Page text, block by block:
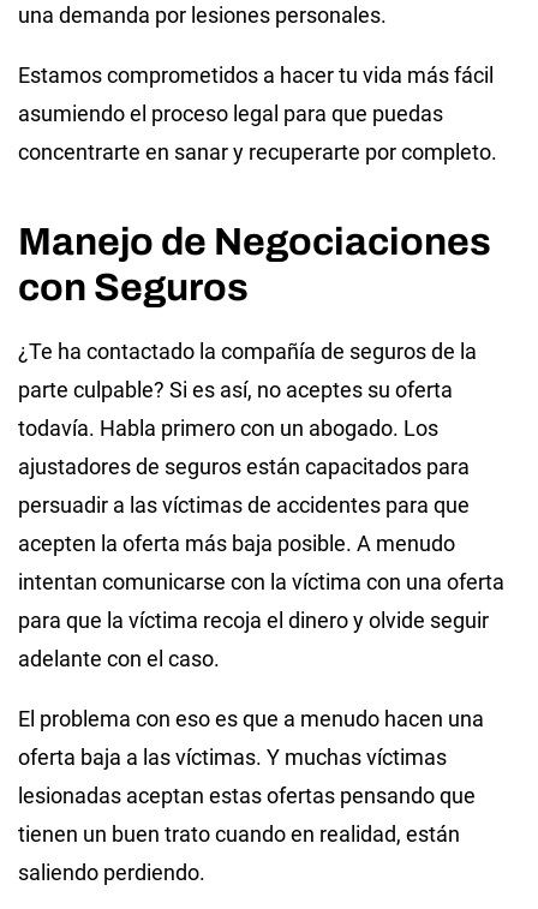
una demanda por lesiones personales.
Estamos comprometidos a hacer tu vida más fácil
asumiendo el proceso legal para que puedas
concentrarte en sanar y recuperarte por completo.
Manejo de Negociaciones
con Seguros
¿Te ha contactado la compañía de seguros de la
parte culpable? Si es así, no aceptes su oferta
todavía. Habla primero con un abogado. Los
ajustadores de seguros están capacitados para
persuadir a las víctimas de accidentes para que
acepten la oferta más baja posible. A menudo
intentan comunicarse con la víctima con una oferta
para que la víctima recoja el dinero y olvide seguir
adelante con el caso.
El problema con eso es que a menudo hacen una
oferta baja a las víctimas. Y muchas víctimas
lesionadas aceptan estas ofertas pensando que
tienen un buen trato cuando en realidad, están
saliendo perdiendo.